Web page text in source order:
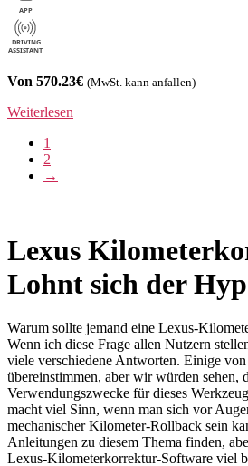
Von 570.23€ (MwSt. kann anfallen)
Weiterlesen
1
2
→
Lexus
Lohnt sich der
Warum sollte jemand eine Lexus-
Wenn ich diese Frage allen Nutzern
viele verschiedene Antworten. Einige
übereinstimmen, aber wir würden sehen,
Verwendungszwecke für dieses
macht viel Sinn, wenn man sich vor
mechanischer Kilometer-Rollback sein
Anleitungen zu diesem Thema finden,
Lexus-Kilometerkorrektur-Software viel